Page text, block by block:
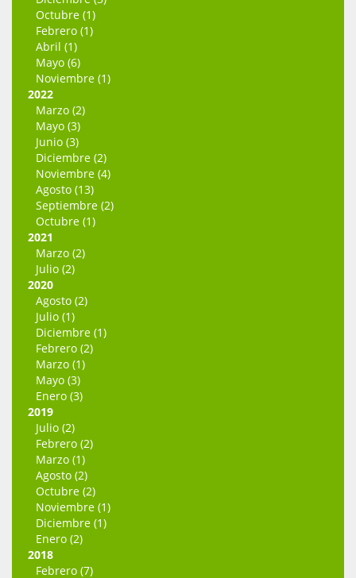
Octubre (1)
Febrero (1)
Abril (1)
Mayo (6)
Noviembre (1)
2022
Marzo (2)
Mayo (3)
Junio (3)
Diciembre (2)
Noviembre (4)
Agosto (13)
Septiembre (2)
Octubre (1)
2021
Marzo (2)
Julio (2)
2020
Agosto (2)
Julio (1)
Diciembre (1)
Febrero (2)
Marzo (1)
Mayo (3)
Enero (3)
2019
Julio (2)
Febrero (2)
Marzo (1)
Agosto (2)
Octubre (2)
Noviembre (1)
Diciembre (1)
Enero (2)
2018
Febrero (7)